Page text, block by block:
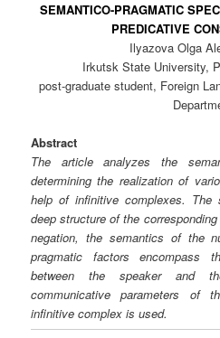
SEMANTICO-PRAGMATIC
PREDICATIVE
Ilyazova Olga
Irkutsk State University,
post-graduate student, Foreign
Abstract
The article analyzes the
determining the realization of
help of infinitive complexes. The
deep structure of the
negation, the semantics of the
pragmatic factors encompass
between the speaker and
communicative parameters of
infinitive complex is used.